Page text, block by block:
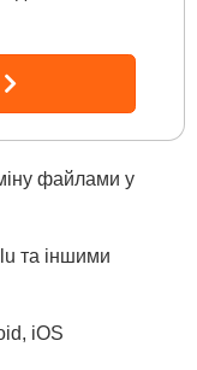
файлами у
та іншими
iOS